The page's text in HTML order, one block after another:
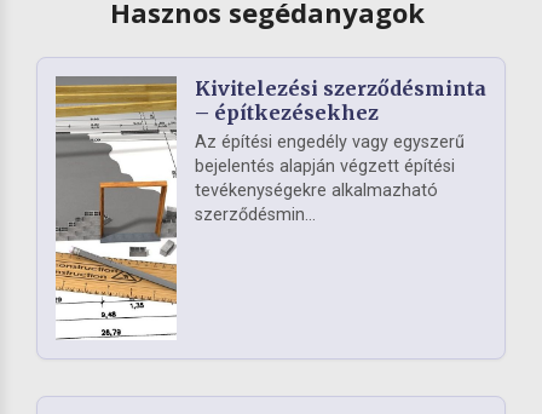
Hasznos segédanyagok
Kivitelezési szerződésminta
– építkezésekhez
Az építési engedély vagy egyszerű
bejelentés alapján végzett építési
tevékenységekre alkalmazható
szerződésmin...